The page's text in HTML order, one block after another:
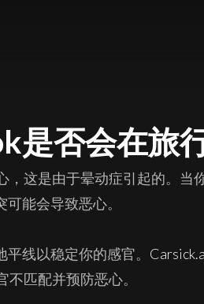
是否会在旅
，这是由于晕动症引起的。当
能会导致恶心。
线以稳定你的感官。
匹配并预防恶心。